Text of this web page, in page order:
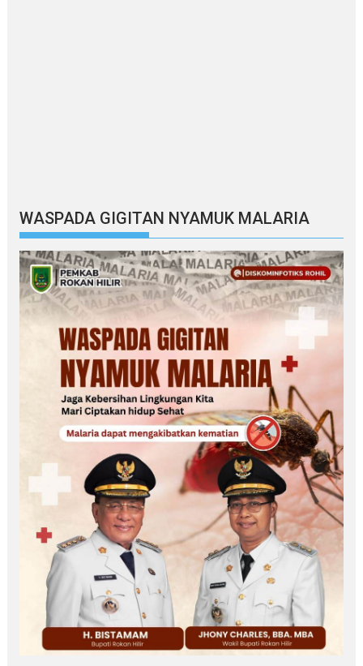
WASPADA GIGITAN NYAMUK MALARIA